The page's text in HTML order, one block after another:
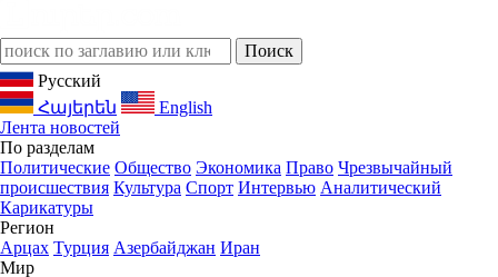
Русский
Հայերեն
English
Лента новостей
По разделам
Политические Общество Экономика Право Чрезвычайный
происшествия Культура Спорт Интервью Аналитический
Карикатуры
Регион
Арцах Турция Азербайджан Иран
Мир